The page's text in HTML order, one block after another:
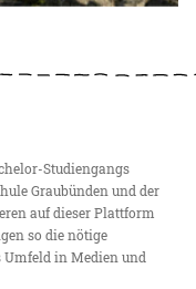
Studiengangs
Graubünden und der
auf dieser Plattform
so die nötige
in Medien und